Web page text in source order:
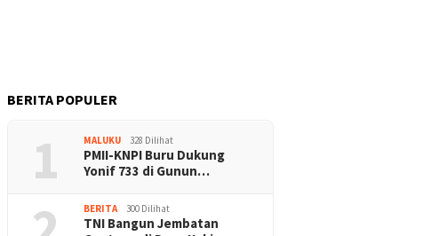
BERITA POPULER
1 MALUKU 328 Dilihat
PMII-KNPI Buru Dukung
Yonif 733 di Gunun…
BERITA 300 Dilihat
TNI Bangun Jembatan